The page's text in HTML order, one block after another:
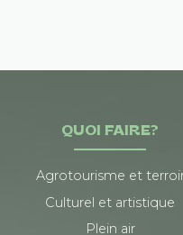
QUOI FAIRE?
Agrotourisme et
Culturel et artistique
Plein air